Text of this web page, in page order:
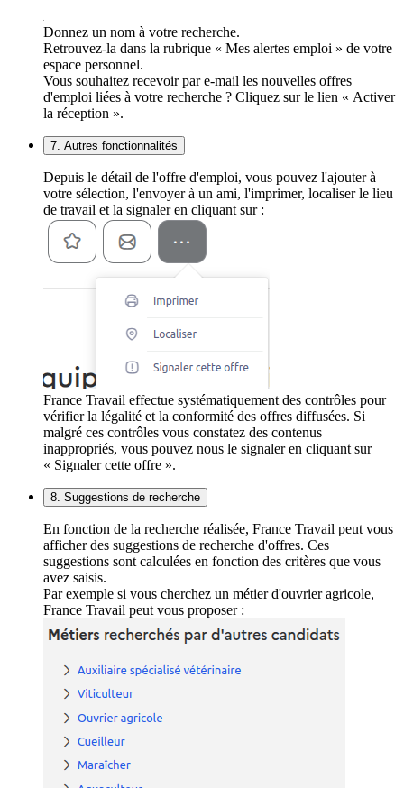
Donnez un nom à votre recherche.
Retrouvez-la dans la rubrique « Mes alertes emploi » de votre
espace personnel.
Vous souhaitez recevoir par e-mail les nouvelles offres
d'emploi liées à votre recherche ? Cliquez sur le lien « Activer
la réception ».
7. Autres fonctionnalités
Depuis le détail de l'offre d'emploi, vous pouvez l'ajouter à
votre sélection, l'envoyer à un ami, l'imprimer, localiser le lieu
de travail et la signaler en cliquant sur :
France Travail effectue systématiquement des contrôles pour
vérifier la légalité et la conformité des offres diffusées. Si
malgré ces contrôles vous constatez des contenus
inappropriés, vous pouvez nous le signaler en cliquant sur
« Signaler cette offre ».
8. Suggestions de recherche
En fonction de la recherche réalisée, France Travail peut vous
afficher des suggestions de recherche d'offres. Ces
suggestions sont calculées en fonction des critères que vous
avez saisis.
Par exemple si vous cherchez un métier d'ouvrier agricole,
France Travail peut vous proposer :